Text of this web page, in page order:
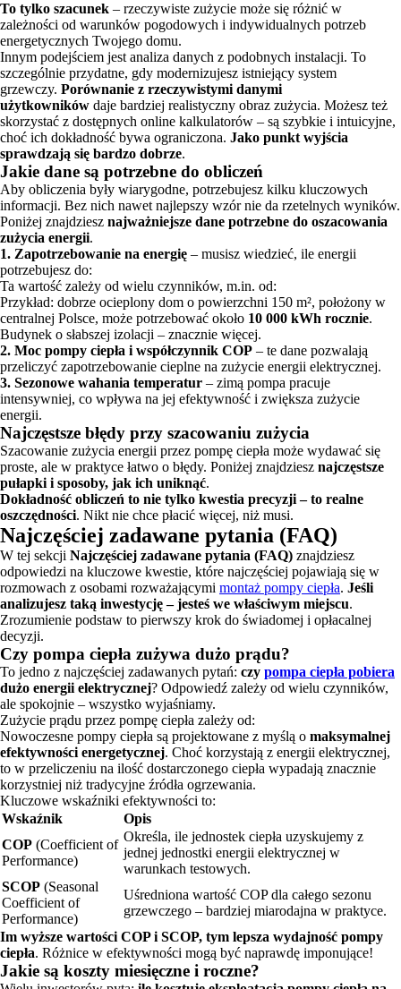
To tylko szacunek – rzeczywiste zużycie może się różnić w
zależności od warunków pogodowych i indywidualnych potrzeb
energetycznych Twojego domu.
Innym podejściem jest analiza danych z podobnych instalacji. To
szczególnie przydatne, gdy modernizujesz istniejący system
grzewczy. Porównanie z rzeczywistymi danymi
użytkowników daje bardziej realistyczny obraz zużycia. Możesz też
skorzystać z dostępnych online kalkulatorów – są szybkie i intuicyjne,
choć ich dokładność bywa ograniczona. Jako punkt wyjścia
sprawdzają się bardzo dobrze.
Jakie dane są potrzebne do obliczeń
Aby obliczenia były wiarygodne, potrzebujesz kilku kluczowych
informacji. Bez nich nawet najlepszy wzór nie da rzetelnych wyników.
Poniżej znajdziesz najważniejsze dane potrzebne do oszacowania
zużycia energii.
1. Zapotrzebowanie na energię – musisz wiedzieć, ile energii
potrzebujesz do:
Ta wartość zależy od wielu czynników, m.in. od:
Przykład: dobrze ocieplony dom o powierzchni 150 m², położony w
centralnej Polsce, może potrzebować około 10 000 kWh rocznie.
Budynek o słabszej izolacji – znacznie więcej.
2. Moc pompy ciepła i współczynnik COP – te dane pozwalają
przeliczyć zapotrzebowanie cieplne na zużycie energii elektrycznej.
3. Sezonowe wahania temperatur – zimą pompa pracuje
intensywniej, co wpływa na jej efektywność i zwiększa zużycie
energii.
Najczęstsze błędy przy szacowaniu zużycia
Szacowanie zużycia energii przez pompę ciepła może wydawać się
proste, ale w praktyce łatwo o błędy. Poniżej znajdziesz najczęstsze
pułapki i sposoby, jak ich uniknąć.
Dokładność obliczeń to nie tylko kwestia precyzji – to realne
oszczędności. Nikt nie chce płacić więcej, niż musi.
Najczęściej zadawane pytania (FAQ)
W tej sekcji Najczęściej zadawane pytania (FAQ) znajdziesz
odpowiedzi na kluczowe kwestie, które najczęściej pojawiają się w
rozmowach z osobami rozważającymi montaż pompy ciepła. Jeśli
analizujesz taką inwestycję – jesteś we właściwym miejscu.
Zrozumienie podstaw to pierwszy krok do świadomej i opłacalnej
decyzji.
Czy pompa ciepła zużywa dużo prądu?
To jedno z najczęściej zadawanych pytań: czy pompa ciepła pobiera
dużo energii elektrycznej? Odpowiedź zależy od wielu czynników,
ale spokojnie – wszystko wyjaśniamy.
Zużycie prądu przez pompę ciepła zależy od:
Nowoczesne pompy ciepła są projektowane z myślą o maksymalnej
efektywności energetycznej. Choć korzystają z energii elektrycznej,
to w przeliczeniu na ilość dostarczonego ciepła wypadają znacznie
korzystniej niż tradycyjne źródła ogrzewania.
Kluczowe wskaźniki efektywności to:
Wskaźnik
Opis
COP (Coefficient of
Performance)
Określa, ile jednostek ciepła uzyskujemy z
jednej jednostki energii elektrycznej w
warunkach testowych.
SCOP (Seasonal
Coefficient of
Performance)
Uśredniona wartość COP dla całego sezonu
grzewczego – bardziej miarodajna w praktyce.
Im wyższe wartości COP i SCOP, tym lepsza wydajność pompy
ciepła. Różnice w efektywności mogą być naprawdę imponujące!
Jakie są koszty miesięczne i roczne?